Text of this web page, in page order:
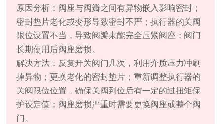
原因分析：阀座与阀瓣之间有异物嵌入影响密封；
密封垫片老化或变形导致密封不严；执行器的关阀
限位设置不当，导致阀瓣未能完全压紧阀座；阀门
长期使用后阀座磨损。
解决方法：反复开关阀门几次，利用介质压力冲刷
掉异物；更换老化的密封垫片；重新调整执行器的
关阀限位位置，确保关阀到位后有一定的过扭矩保
护设定值；阀座磨损严重时需要更换阀座或整个阀
门。